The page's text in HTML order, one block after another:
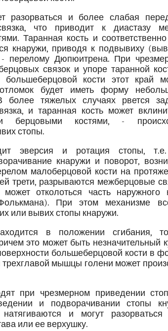
разорваться и более слабая
что приводит к диастазу
Таранная кость и
кнаружи, приводя к подвывиху
перелому Дюпюитрена. При
связок и упоре таранной
кости этот край
будет иметь форму
более тяжелых случаях рвется
и таранная кость может
берцовыми костями, -
стопы.
эверсия и ротация стопы,
кнаружи и поворот,
малоберцовой кости на
трети, разрываются межберцовые
отколоться часть наружного
При этом механизме
или вывих стопы кнаружи.
в положении сгибания,
это может быть незначительный
большеберцовой кости в
мышцы голени может
при чрезмерном приведении
и подворачивании стопы
и могут
или ее верхушку.